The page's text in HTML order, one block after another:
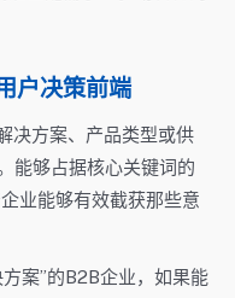
户决策前端
决方案、产品类型或供
能够占据核心关键词的
业能够有效截获那些意
案”的B2B企业，如果能